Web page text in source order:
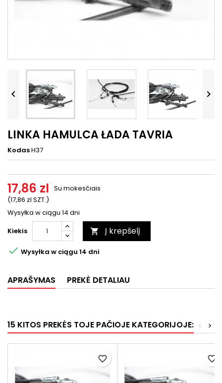
 
 
LINKA HAMULCA ŁADA TAVRIA
KodasH37
17,86 zl
(17,86 zl SZT.)
Su mokesčiais
Wysyłka w ciągu 14 dni
Kiekis
 Į krepšelį
 Wysyłka w ciągu 14 dni
APRAŠYMAS PREKĖ DETALIAU
15 KITOS PREKĖS TOJE PAČIOJE KATEGORIJOJE: >
<
favorite_border favorite_border